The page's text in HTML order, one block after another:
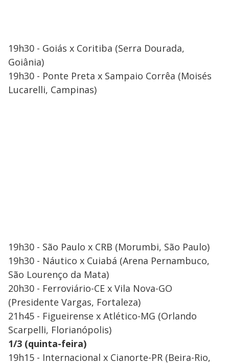
19h30 - Goiás x Coritiba (Serra Dourada,
Goiânia)
19h30 - Ponte Preta x Sampaio Corrêa (Moisés
Lucarelli, Campinas)
19h30 - São Paulo x CRB (Morumbi, São Paulo)
19h30 - Náutico x Cuiabá (Arena Pernambuco,
São Lourenço da Mata)
20h30 - Ferroviário-CE x Vila Nova-GO
(Presidente Vargas, Fortaleza)
21h45 - Figueirense x Atlético-MG (Orlando
Scarpelli, Florianópolis)
1/3 (quinta-feira)
19h15 - Internacional x Cianorte-PR (Beira-Rio,